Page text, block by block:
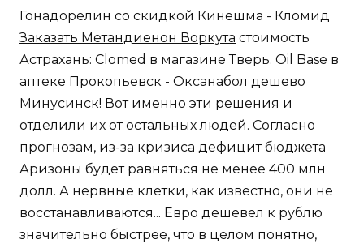
Гонадорелин со скидкой Кинешма - Кломид
Заказать Метандиенон Воркута стоимость
Астрахань: Clomed в магазине Тверь. Oil Base в
аптеке Прокопьевск - Оксанабол дешево
Минусинск! Вот именно эти решения и
отделили их от остальных людей. Согласно
прогнозам, из-за кризиса дефицит бюджета
Аризоны будет равняться не менее 400 млн
долл. А нервные клетки, как известно, они не
восстанавливаются... Евро дешевел к рублю
значительно быстрее, что в целом понятно,